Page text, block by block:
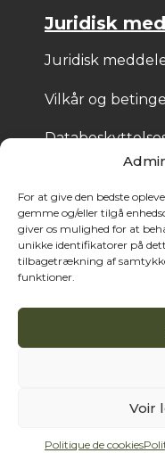
For at give den bedste
gemme og/eller tilgå
giver os mulighed for at
unikke identifikatorer på
tilbagetrækning af
funktioner.
Voir
Politique de cookies
Juridisk
Juridisk
Vilkår og
© 2025 Bois de